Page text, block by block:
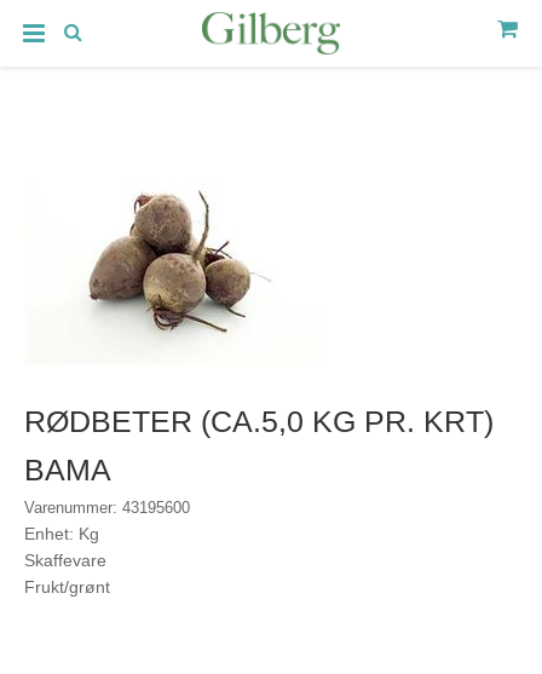
RØDBETER (CA.5,0 KG PR. KRT)
BAMA
Varenummer: 43195600
Enhet: Kg
Skaffevare
Frukt/grønt